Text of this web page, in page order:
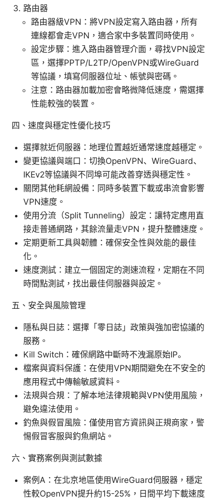
路由器
路由器級VPN：將VPN設定寫入路由器，所有
連線都會走VPN，適合家中多裝置同時使用。
設定步驟：進入路由器管理介面，尋找VPN設定
區，選擇PPTP/L2TP/OpenVPN或WireGuard
等協議，填寫伺服器位址、帳號與密碼。
注意：路由器加載加密會略微降低速度，需選擇
性能較強的裝置。
四、速度與穩定性優化技巧
選擇就近伺服器：地理位置越近通常速度越穩定。
變更協議與端口：切換OpenVPN、WireGuard、
IKEv2等協議與不同埠可能改善穿透與穩定性。
關閉其他耗網設備：同時多裝置下載或串流會影響
VPN速度。
使用分流（Split Tunneling）設定：讓特定應用直
接走普通網路，其餘流量走VPN，提升整體速度。
定期更新工具與韌體：確保安全性與效能的最佳
化。
速度測試：建立一個固定的測速流程，定期在不同
時間點測試，找出最佳伺服器與設定。
五、安全與風險管理
隱私與日誌：選擇「零日誌」政策與強加密協議的
服務。
Kill Switch：確保網路中斷時不洩漏原始IP。
檔案與資料保護：在使用VPN期間避免在不安全的
應用程式中傳輸敏感資料。
法規與合規：了解本地法律規範與VPN使用風險，
避免違法使用。
釣魚與假冒風險：僅使用官方資訊與正規商家，警
惕假冒客服與釣魚網站。
六、實務案例與測試數據
案例A：在北京地區使用WireGuard伺服器，穩定
性較OpenVPN提升約15-25%，日間平均下載速度